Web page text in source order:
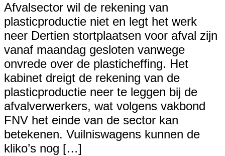
Afvalsector wil de rekening van
plasticproductie niet en legt het werk
neer Dertien stortplaatsen voor afval zijn
vanaf maandag gesloten vanwege
onvrede over de plasticheffing. Het
kabinet dreigt de rekening van de
plasticproductie neer te leggen bij de
afvalverwerkers, wat volgens vakbond
FNV het einde van de sector kan
betekenen. Vuilniswagens kunnen de
kliko’s nog […]